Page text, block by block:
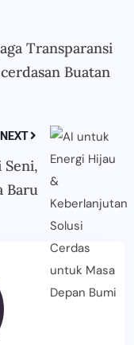
Transparansi
Buatan
NEXT
Baru